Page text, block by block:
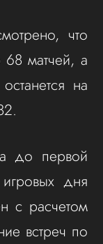
что
матчей, а
на
до первой
дня
с расчетом
встреч по